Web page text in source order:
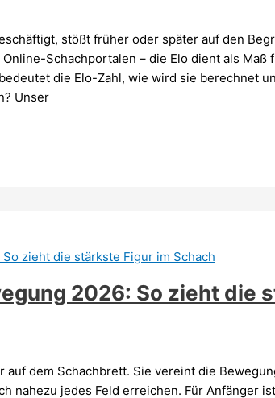
stößt früher oder später auf den
Schachportalen – die Elo dient als Maß
die Elo-Zahl, wie wird sie berechnet
Unser
2026: So zieht die
auf dem Schachbrett. Sie vereint die
nahezu jedes Feld erreichen. Für Anfänger